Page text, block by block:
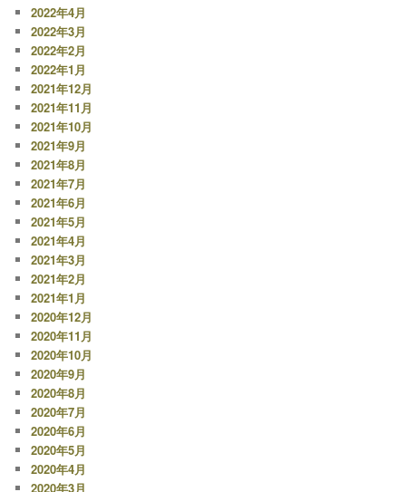
2022年4月
2022年3月
2022年2月
2022年1月
2021年12月
2021年11月
2021年10月
2021年9月
2021年8月
2021年7月
2021年6月
2021年5月
2021年4月
2021年3月
2021年2月
2021年1月
2020年12月
2020年11月
2020年10月
2020年9月
2020年8月
2020年7月
2020年6月
2020年5月
2020年4月
2020年3月